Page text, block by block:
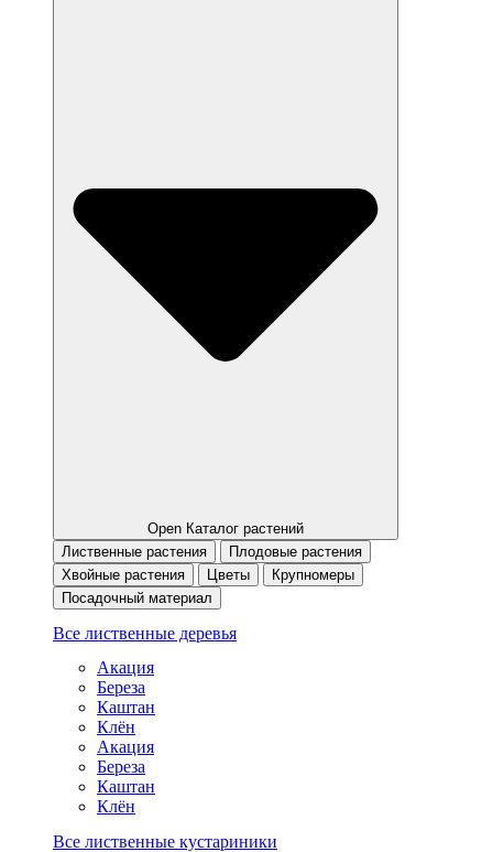
Open Каталог растений
Лиственные растения
Плодовые растения
Хвойные растения
Цветы
Крупномеры
Посадочный материал
Все лиственные деревья
Акация
Береза
Каштан
Клён
Акация
Береза
Каштан
Клён
Все лиственные кустариники